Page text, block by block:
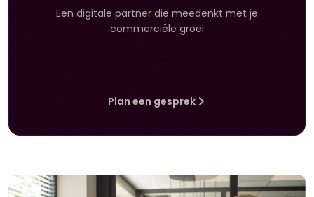
Een digitale partner die meedenkt met je
commerciële groei
Plan een gesprek